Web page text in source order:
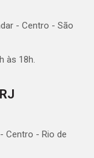
- Centro - São
às 18h.
Centro - Rio de